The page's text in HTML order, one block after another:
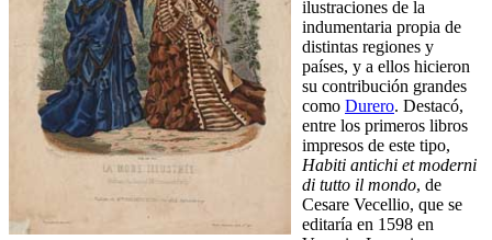
ilustraciones de la
indumentaria propia de
distintas regiones y
países, y a ellos hicieron
su contribución grandes
como Durero. Destacó,
entre los primeros libros
impresos de este tipo,
Habiti antichi et moderni
di tutto il mondo, de
Cesare Vecellio, que se
editaría en 1598 en